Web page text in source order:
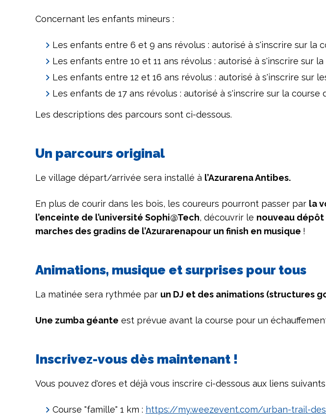
Concernant les enfants mineurs :
Les enfants entre 6 et 9 ans révolus : autorisé à s'inscrire sur la
Les enfants entre 10 et 11 ans révolus : autorisé à s'inscrire sur
Les enfants entre 12 et 16 ans révolus : autorisé à s'inscrire sur
Les enfants de 17 ans révolus : autorisé à s'inscrire sur la course
Les descriptions des parcours sont ci-dessous.
Un parcours original
Le village départ/arrivée sera installé à l’Azurarena Antibes.
En plus de courir dans les bois, les coureurs pourront passer par la
l’enceinte de l’université Sophi@Tech, découvrir le nouveau dépôt
marches des gradins de l’Azurarenapour un finish en musique !
Animations, musique et surprises pour tous
La matinée sera rythmée par un DJ et des animations (structures
Une zumba géante est prévue avant la course pour un
Inscrivez-vous dès maintenant !
Vous pouvez d'ores et déjà vous inscrire ci-dessous aux liens suivants
Course "famille" 1 km : https://my.weezevent.com/urban-trail-